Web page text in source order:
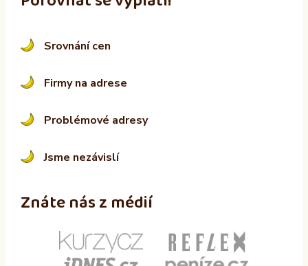
Srovnání cen
Firmy na adrese
Problémové adresy
Jsme nezávislí
Znáte nás z médií